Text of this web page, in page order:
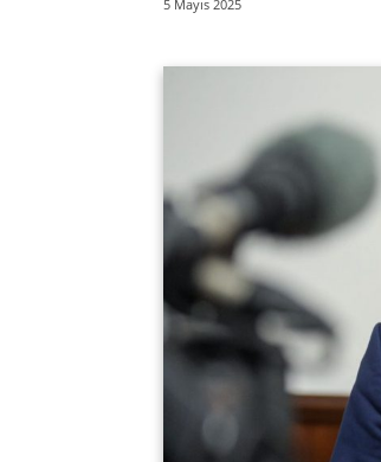
5 Mayıs 2025